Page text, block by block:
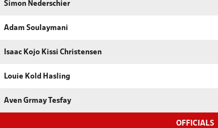
Simon Nederschier
Adam Soulaymani
Isaac Kojo Kissi Christensen
Louie Kold Hasling
Aven Grmay Tesfay
OFFICIALS